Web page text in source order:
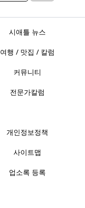
시애틀 뉴스
여행 / 맛집 / 칼럼
커뮤니티
전문가칼럼
개인정보정책
사이트맵
업소록 등록